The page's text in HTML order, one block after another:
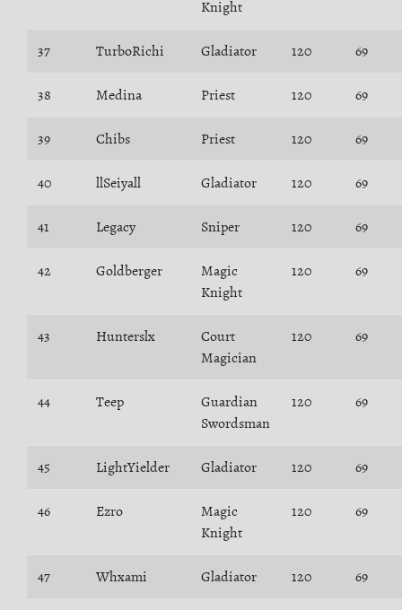
Knight
37 TurboRichi Gladiator 120 69
38 Medina Priest 120 69
39 Chibs Priest 120 69
40 llSeiyall Gladiator 120 69
41 Legacy Sniper 120 69
42 Goldberger
Magic
Knight
120 69
43 Hunterslx
Court
Magician
120 69
44 Teep
Guardian
Swordsman
120 69
45 LightYielder Gladiator 120 69
46 Ezro
Magic
Knight
120 69
47 Whxami Gladiator 120 69